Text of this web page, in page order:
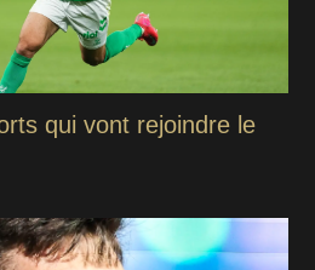
qui vont rejoindre le